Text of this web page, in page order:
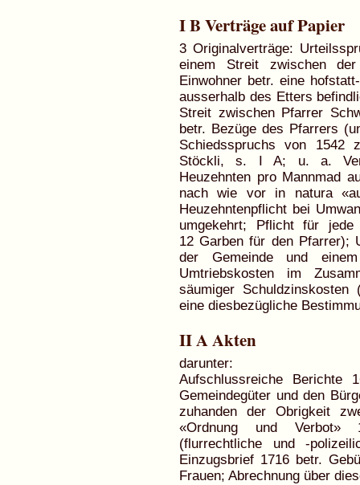
I B Verträge auf Papier
3 Originalverträge:
einem Streit zwischen
Einwohner betr. eine
ausserhalb des Etters
Streit zwischen Pfarrer
betr. Bezüge des Pfarrers
Schiedsspruchs von 1542
Stöckli, s. I A; u. a.
Heuzehnten pro Mannmad
nach wie vor in natura
Heuzehntenpflicht bei
umgekehrt; Pflicht für
12 Garben für den Pfarrer);
der Gemeinde und
Umtriebskosten im
säumiger
eine diesbezügliche
II A Akten
darunter:
Aufschlussreiche Berichte
Gemeindegüter und den
zuhanden der Obrigkeit
«Ordnung und Verbot»
(flurrechtliche und -
Einzugsbrief 1716 betr.
Frauen; Abrechnung über